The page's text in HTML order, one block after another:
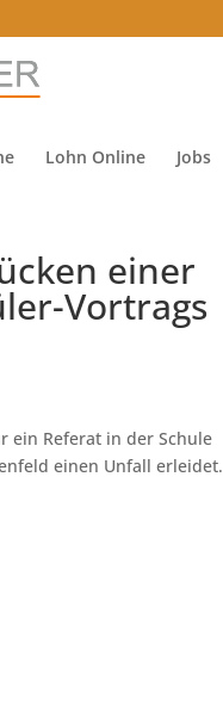
Lohn Online Jobs
einer
Vortrags
ein Referat in der Schule
einen Unfall erleidet.